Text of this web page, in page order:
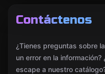
Contáctenos
¿Tienes preguntas sobre
un error en la
escape a nuestro